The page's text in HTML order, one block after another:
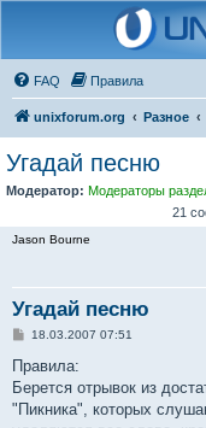
FAQ Правила
unixforum.org Разное
Угадай песню
Модератор: Модераторы
21
Jason Bourne
Угадай песню
С
о
щ
е
18.03.2007 07:51
Правила:
Берется отрывок из
"Пикника", которых